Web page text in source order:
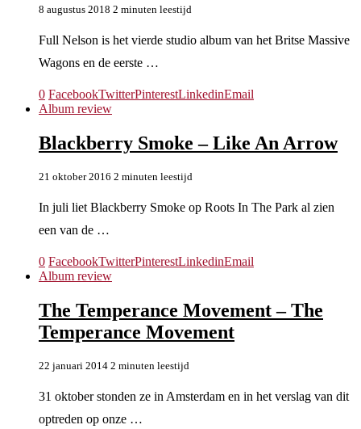
8 augustus 2018 2 minuten leestijd
Full Nelson is het vierde studio album van het Britse Massive
Wagons en de eerste …
0 FacebookTwitterPinterestLinkedinEmail
Album review
Blackberry Smoke – Like An Arrow
21 oktober 2016 2 minuten leestijd
In juli liet Blackberry Smoke op Roots In The Park al zien
een van de …
0 FacebookTwitterPinterestLinkedinEmail
Album review
The Temperance Movement – The
Temperance Movement
22 januari 2014 2 minuten leestijd
31 oktober stonden ze in Amsterdam en in het verslag van dit
optreden op onze …